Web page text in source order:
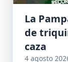
La
de
caza
4 agosto